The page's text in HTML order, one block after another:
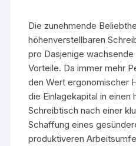
Die zunehmende
höhenverstellbaren
pro Dasjenige
Vorteile. Da immer mehr
den Wert ergonomischer
die Einlagekapital in einen
Schreibtisch nach einer
Schaffung eines
produktiveren